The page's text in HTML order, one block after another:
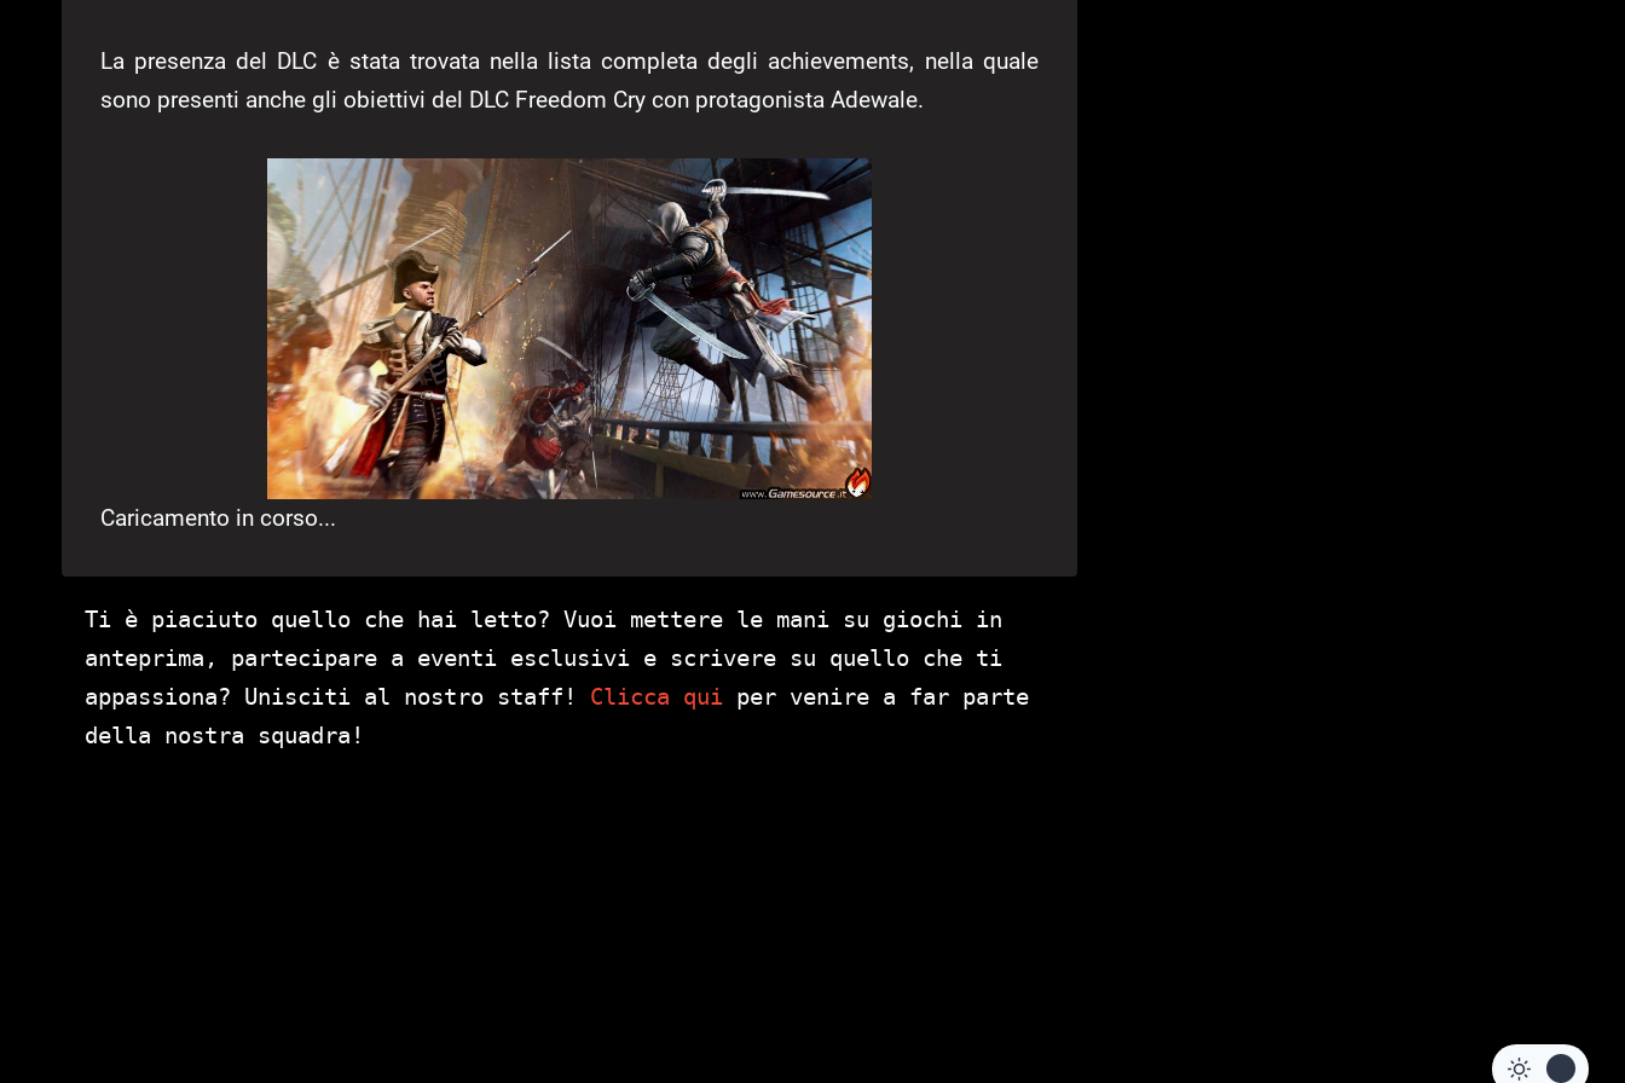
La presenza del DLC è stata trovata nella lista completa degli achievements, nella quale
sono presenti anche gli obiettivi del DLC Freedom Cry con protagonista Adewale.
Caricamento in corso...
Ti è piaciuto quello che hai letto? Vuoi mettere le mani su giochi in
anteprima, partecipare a eventi esclusivi e scrivere su quello che ti
appassiona? Unisciti al nostro staff! Clicca qui per venire a far parte
della nostra squadra!